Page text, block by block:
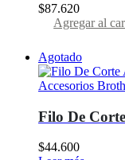
$87.620
Agregar al
Agotado
Accesorios
Filo De
$44.600